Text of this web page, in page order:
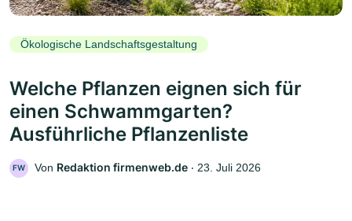
Ökologische Landschaftsgestaltung
Welche Pflanzen eignen sich für
einen Schwammgarten?
Ausführliche Pflanzenliste
FW Von Redaktion firmenweb.de ‧ 23. Juli 2026